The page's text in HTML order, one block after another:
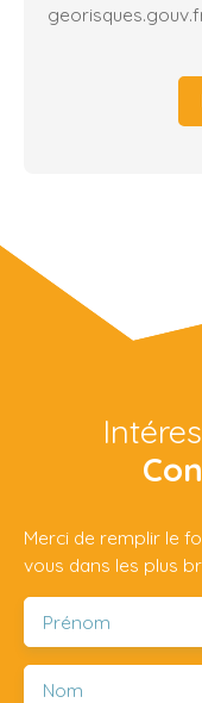
Merci de remplir le
vous dans les plus
Prénom
Nom